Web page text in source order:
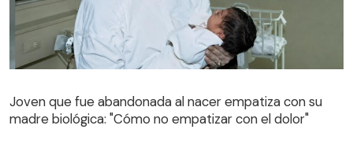
madre biológica: "Cómo no empatizar con el dolor"
Joven que fue abandonada al nacer empatiza con su
madre biológica: "Cómo no empatizar con el dolor"